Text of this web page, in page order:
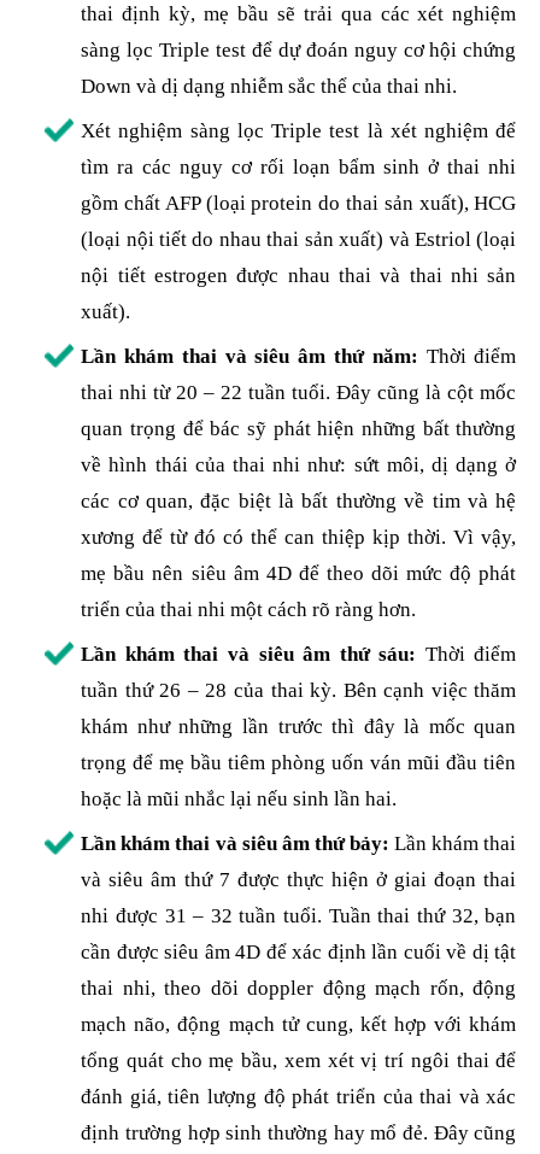
thai định kỳ, mẹ bầu sẽ trải qua các xét nghiệm
sàng lọc Triple test để dự đoán nguy cơ hội chứng
Down và dị dạng nhiễm sắc thể của thai nhi.
Xét nghiệm sàng lọc Triple test là xét nghiệm để
tìm ra các nguy cơ rối loạn bẩm sinh ở thai nhi
gồm chất AFP (loại protein do thai sản xuất), HCG
(loại nội tiết do nhau thai sản xuất) và Estriol (loại
nội tiết estrogen được nhau thai và thai nhi sản
xuất).
Lần khám thai và siêu âm thứ năm: Thời điểm
thai nhi từ 20 – 22 tuần tuổi. Đây cũng là cột mốc
quan trọng để bác sỹ phát hiện những bất thường
về hình thái của thai nhi như: sứt môi, dị dạng ở
các cơ quan, đặc biệt là bất thường về tim và hệ
xương để từ đó có thể can thiệp kịp thời. Vì vậy,
mẹ bầu nên siêu âm 4D để theo dõi mức độ phát
triển của thai nhi một cách rõ ràng hơn.
Lần khám thai và siêu âm thứ sáu: Thời điểm
tuần thứ 26 – 28 của thai kỳ. Bên cạnh việc thăm
khám như những lần trước thì đây là mốc quan
trọng để mẹ bầu tiêm phòng uốn ván mũi đầu tiên
hoặc là mũi nhắc lại nếu sinh lần hai.
Lần khám thai và siêu âm thứ bảy: Lần khám thai
và siêu âm thứ 7 được thực hiện ở giai đoạn thai
nhi được 31 – 32 tuần tuổi. Tuần thai thứ 32, bạn
cần được siêu âm 4D để xác định lần cuối về dị tật
thai nhi, theo dõi doppler động mạch rốn, động
mạch não, động mạch tử cung, kết hợp với khám
tổng quát cho mẹ bầu, xem xét vị trí ngôi thai để
đánh giá, tiên lượng độ phát triển của thai và xác
định trường hợp sinh thường hay mổ đẻ. Đây cũng